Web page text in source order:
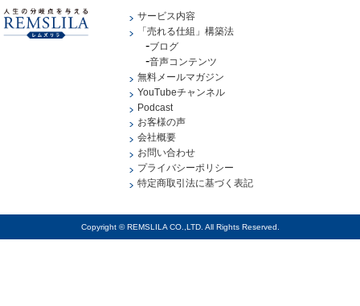
サービス内容
「売れる仕組」構築法
ブログ
音声コンテンツ
無料メールマガジン
YouTubeチャンネル
Podcast
お客様の声
会社概要
お問い合わせ
プライバシーポリシー
特定商取引法に基づく表記
Copyright © REMSLILA CO.,LTD. All Rights Reserved.